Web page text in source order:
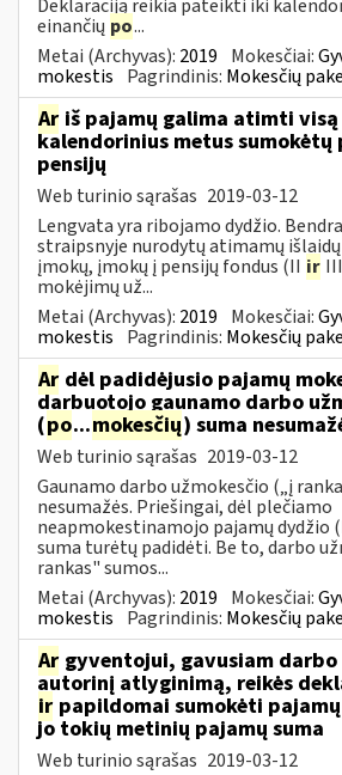
Deklaraciją reikia pateikti iki
einančių po...
Metai (Archyvas): 2019 Mokesčiai:
mokestis Pagrindinis: Mokesčių
Ar iš pajamų galima atimti
kalendorinius metus sumokėtų
pensijų
Web turinio sąrašas 2019-03-12
Lengvata yra ribojamo dydžio.
straipsnyje nurodytų atimamų
įmokų, įmokų į pensijų fondus (II ir
mokėjimų už...
Metai (Archyvas): 2019 Mokesčiai:
mokestis Pagrindinis: Mokesčių
Ar dėl padidėjusio pajamų
darbuotojo gaunamo darbo
(po...mokesčių) suma
Web turinio sąrašas 2019-03-12
Gaunamo darbo užmokesčio („į
nesumažės. Priešingai, dėl plečiamo
neapmokestinamojo pajamų dydžio
suma turėtų padidėti. Be to, darbo
rankas" sumos...
Metai (Archyvas): 2019 Mokesčiai:
mokestis Pagrindinis: Mokesčių
Ar gyventojui, gavusiam darbo
autorinį atlyginimą, reikės
ir papildomai sumokėti
jo tokių metinių pajamų suma
Web turinio sąrašas 2019-03-12